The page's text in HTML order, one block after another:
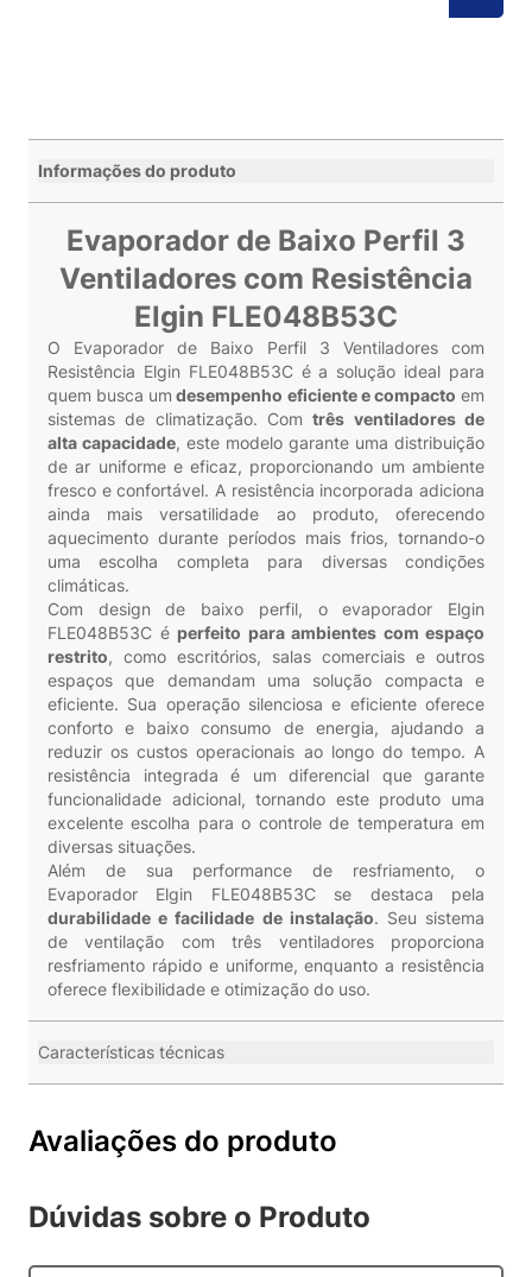
Informações do produto
Evaporador de Baixo Perfil 3
Ventiladores com Resistência
Elgin FLE048B53C
O Evaporador de Baixo Perfil 3 Ventiladores com
Resistência Elgin FLE048B53C é a solução ideal para
quem busca um desempenho eficiente e compacto em
sistemas de climatização. Comtrês ventiladores de
alta capacidade, este modelo garante uma distribuição
de ar uniforme e eficaz, proporcionando um ambiente
fresco e confortável. A resistência incorporada adiciona
ainda mais versatilidade ao produto, oferecendo
aquecimento durante períodos mais frios, tornando-o
uma escolha completa para diversas condições
climáticas.
Com design de baixo perfil, o evaporador Elgin
FLE048B53C é perfeito para ambientes com espaço
restrito, como escritórios, salas comerciais e outros
espaços que demandam uma solução compacta e
eficiente. Sua operação silenciosa e eficiente oferece
conforto e baixo consumo de energia, ajudando a
reduzir os custos operacionais ao longo do tempo. A
resistência integrada é um diferencial que garante
funcionalidade adicional, tornando este produto uma
excelente escolha para o controle de temperatura em
diversas situações.
Além de sua performance de resfriamento, o
Evaporador Elgin FLE048B53C se destaca pela
durabilidade e facilidade de instalação. Seu sistema
de ventilação com três ventiladores proporciona
resfriamento rápido e uniforme, enquanto a resistência
oferece flexibilidade e otimização do uso.
Características técnicas
Avaliações do produto
Dúvidas sobre o Produto